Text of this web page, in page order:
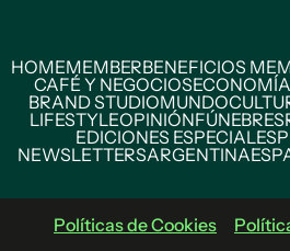
HOMEMEMBERBENEFICIOS
CAFÉ Y NEGOCIOS
BRAND STUDIOMUNDO
LIFESTYLEOPINIÓNFÚNEBRES
EDICIONES ESPECIALES
NEWSLETTERSARGENTINA
Políticas de Cookies